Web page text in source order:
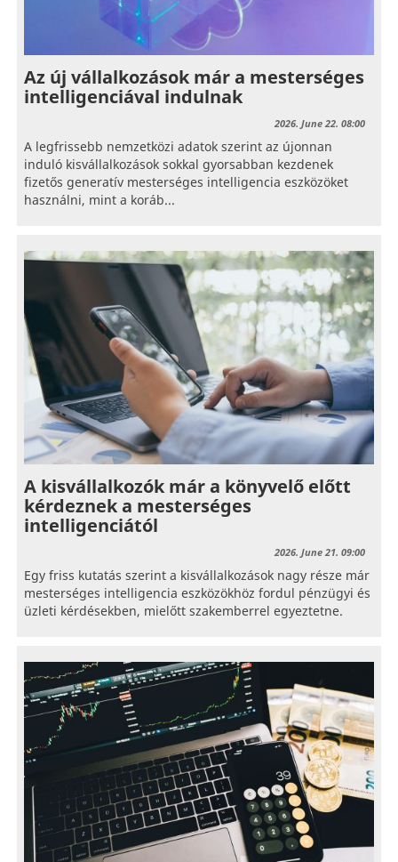
Az új vállalkozások már a mesterséges
intelligenciával indulnak
2026. June 22. 08:00
A legfrissebb nemzetközi adatok szerint az újonnan
induló kisvállalkozások sokkal gyorsabban kezdenek
fizetős generatív mesterséges intelligencia eszközöket
használni, mint a koráb...
A kisvállalkozók már a könyvelő előtt
kérdeznek a mesterséges
intelligenciától
2026. June 21. 09:00
Egy friss kutatás szerint a kisvállalkozások nagy része már
mesterséges intelligencia eszközökhöz fordul pénzügyi és
üzleti kérdésekben, mielőtt szakemberrel egyeztetne.